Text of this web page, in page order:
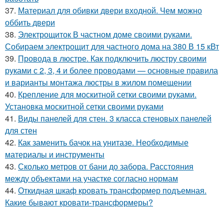
37. Материал для обивки двери входной. Чем можно
оббить двери
38. Электрощиток В частном доме своими руками.
Собираем электрощит для частного дома на 380 В 15 кВт
39. Провода в люстре. Как подключить люстру своими
руками с 2, 3, 4 и более проводами — основные правила
и варианты монтажа люстры в жилом помещении
40. Крепление для москитной сетки своими руками.
Установка москитной сетки своими руками
41. Виды панелей для стен. 3 класса стеновых панелей
для стен
42. Как заменить бачок на унитазе. Необходимые
материалы и инструменты
43. Сколько метров от бани до забора. Расстояния
между объектами на участке согласно нормам
44. Откидная шкаф кровать трансформер подъемная.
Какие бывают кровати-трансформеры?